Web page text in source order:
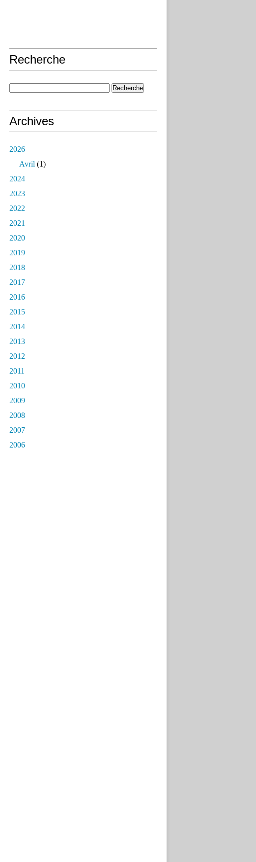
Recherche
Archives
2026
Avril (1)
2024
2023
2022
2021
2020
2019
2018
2017
2016
2015
2014
2013
2012
2011
2010
2009
2008
2007
2006